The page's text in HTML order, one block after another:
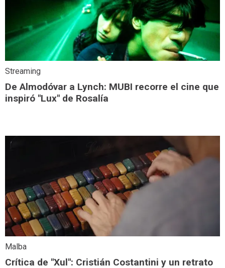
Streaming
De Almodóvar a Lynch: MUBI recorre el cine que
inspiró "Lux" de Rosalía
Malba
Crítica de "Xul": Cristián Costantini y un retrato